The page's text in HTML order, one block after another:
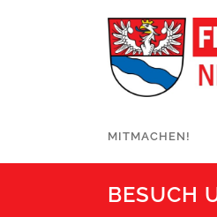
MITMACHEN!
BESUCH